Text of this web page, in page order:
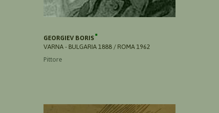
GEORGIEV BORIS
VARNA - BULGARIA 1888 / ROMA 1962
Pittore